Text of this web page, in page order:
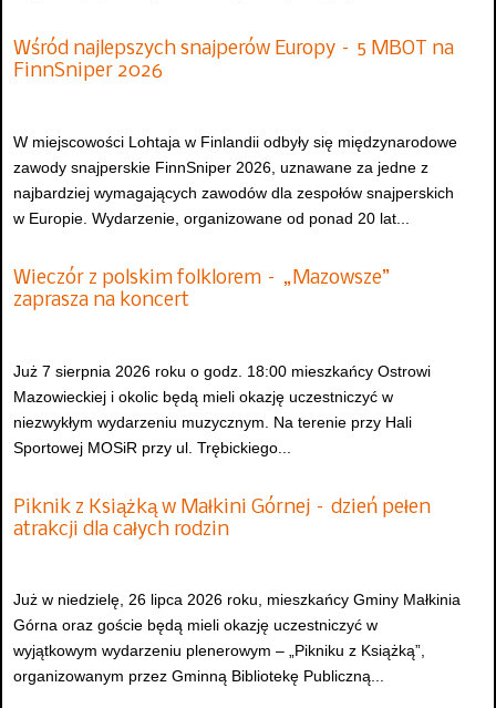
Wśród najlepszych snajperów Europy – 5 MBOT na
FinnSniper 2026
W miejscowości Lohtaja w Finlandii odbyły się międzynarodowe
zawody snajperskie FinnSniper 2026, uznawane za jedne z
najbardziej wymagających zawodów dla zespołów snajperskich
w Europie. Wydarzenie, organizowane od ponad 20 lat...
Wieczór z polskim folklorem – „Mazowsze”
zaprasza na koncert
Już 7 sierpnia 2026 roku o godz. 18:00 mieszkańcy Ostrowi
Mazowieckiej i okolic będą mieli okazję uczestniczyć w
niezwykłym wydarzeniu muzycznym. Na terenie przy Hali
Sportowej MOSiR przy ul. Trębickiego...
Piknik z Książką w Małkini Górnej – dzień pełen
atrakcji dla całych rodzin
Już w niedzielę, 26 lipca 2026 roku, mieszkańcy Gminy Małkinia
Górna oraz goście będą mieli okazję uczestniczyć w
wyjątkowym wydarzeniu plenerowym – „Pikniku z Książką”,
organizowanym przez Gminną Bibliotekę Publiczną...